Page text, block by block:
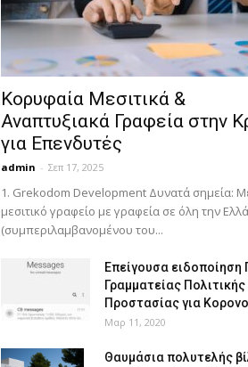
Κορυφαία Μεσιτικά &
Αναπτυξιακά Γραφεία στην
για Επενδυτές
admin - Σεπ 17, 2025
1. Grekodom Development Δυνατά σημεία:
μεσιτικό γραφείο με γραφεία σε όλη την
(συμπεριλαμβανομένου του...
Επείγουσα ειδοποίηση
Γραμματείας Πολιτικής
Προστασίας για
Μαρ 11, 2020
Θαυμάσια πολυτελής